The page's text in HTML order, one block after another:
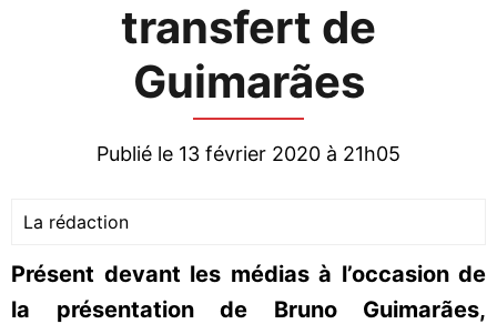
transfert de
Guimarães
Publié le 13 février 2020 à 21h05
La rédaction
Présent devant les médias à l’occasion de
la présentation de Bruno Guimarães,